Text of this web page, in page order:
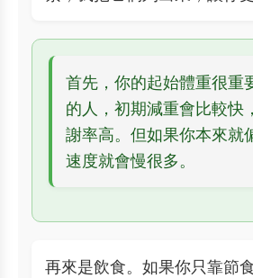
首先，你的起始體重很重
的人，初期減重會比較快
謝率高。但如果你本來就
速度就會慢很多。
再來是飲食。如果你只靠節